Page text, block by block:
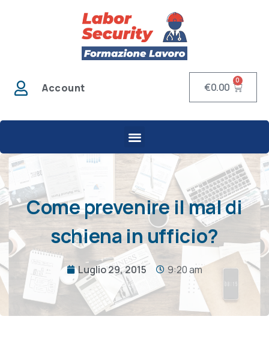
Account €0.00
0
Come prevenire il mal di
schiena in ufficio?
Luglio 29, 2015 9:20 am